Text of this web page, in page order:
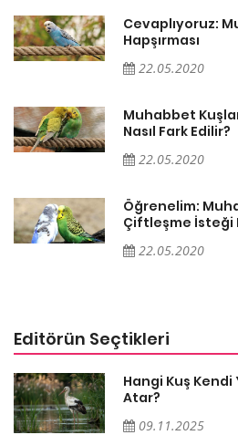
Cevaplıyoruz:
Hapşırması
22.05.2020
Muhabbet
Nasıl Fark Edilir?
22.05.2020
Öğrenelim:
Çiftleşme İsteği
22.05.2020
Editörün Seçtikleri
Hangi Kuş
Atar?
09.11.2025